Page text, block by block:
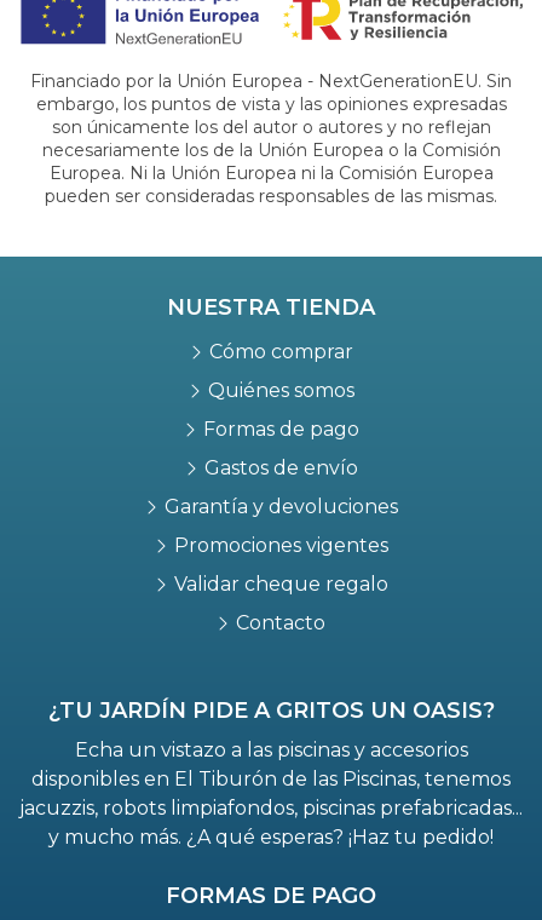
Financiado por la Unión Europea - NextGenerationEU. Sin
embargo, los puntos de vista y las opiniones expresadas
son únicamente los del autor o autores y no reflejan
necesariamente los de la Unión Europea o la Comisión
Europea. Ni la Unión Europea ni la Comisión Europea
pueden ser consideradas responsables de las mismas.
¿TU JARDÍN PIDE A GRITOS UN OASIS?
Echa un vistazo a las piscinas y accesorios
disponibles en El Tiburón de las Piscinas, tenemos
jacuzzis, robots limpiafondos, piscinas prefabricadas...
y mucho más. ¿A qué esperas? ¡Haz tu pedido!
FORMAS DE PAGO
NUESTRA TIENDA
Cómo comprar
Quiénes somos
Formas de pago
Gastos de envío
Garantía y devoluciones
Promociones vigentes
Validar cheque regalo
Contacto